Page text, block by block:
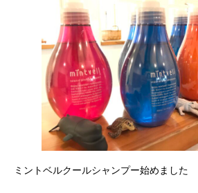
ミントベルクールシャンプー始めました